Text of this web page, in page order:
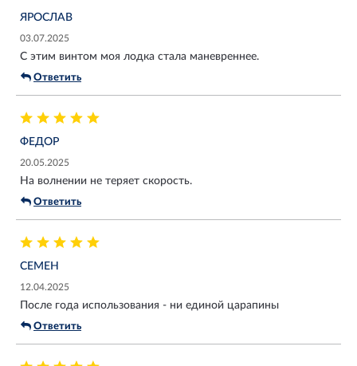
ЯРОСЛАВ
03.07.2025
С этим винтом моя лодка стала маневреннее.
Ответить
ФЕДОР
20.05.2025
На волнении не теряет скорость.
Ответить
СЕМЕН
12.04.2025
После года использования - ни единой царапины
Ответить